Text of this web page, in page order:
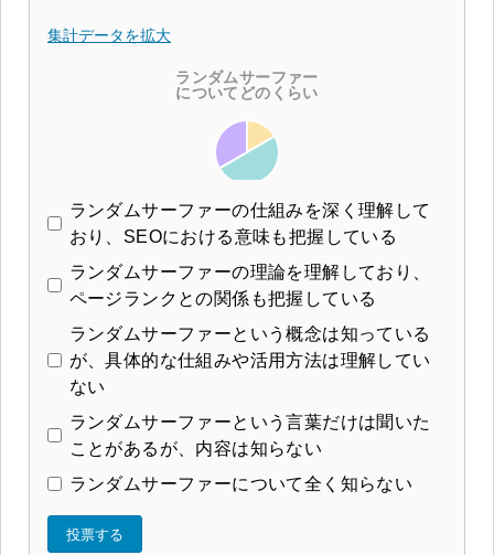
集計データを拡大
ランダムサーファーの仕組みを深く理解して
おり、SEOにおける意味も把握している
ランダムサーファーの理論を理解しており、
ページランクとの関係も把握している
ランダムサーファーという概念は知っている
が、具体的な仕組みや活用方法は理解してい
ない
ランダムサーファーという言葉だけは聞いた
ことがあるが、内容は知らない
ランダムサーファーについて全く知らない
投票する